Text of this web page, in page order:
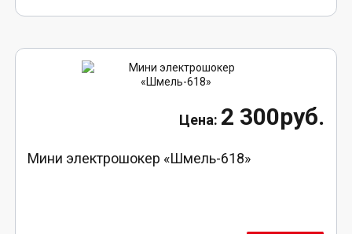
2 300руб.
Мини электрошокер «Шмель-618»